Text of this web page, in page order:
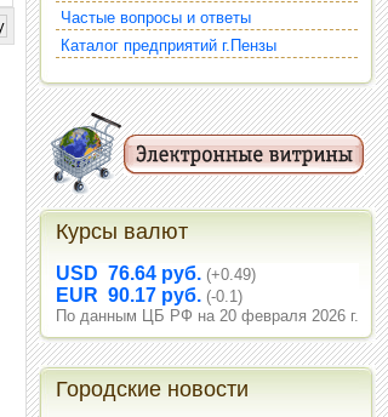
Частые вопросы и ответы
Каталог предприятий г.Пензы
Курсы валют
USD 76.64 руб. (+0.49)
EUR 90.17 руб. (-0.1)
По данным ЦБ РФ на 20 февраля 2026 г.
Городские новости